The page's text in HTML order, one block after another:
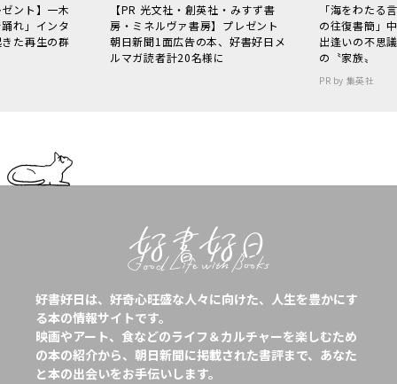
ント】一木
れ」インタ
た再生の群
【PR 光文社・創英社・みすず書
房・ミネルヴァ書房】プレゼント
朝日新聞1面広告の本、好書好日メ
ルマガ読者計20名様に
「海をわた
の往復書簡」
出逢いの不思
の〝家族〟
PR by 集英社
好書好日は、好奇心旺盛な人々に向けた、人生を豊かにす
る本の情報サイトです。
映画やアート、食などのライフ＆カルチャーを楽しむため
の本の紹介から、朝日新聞に掲載された書評まで、あなた
と本の出会いをお手伝いします。